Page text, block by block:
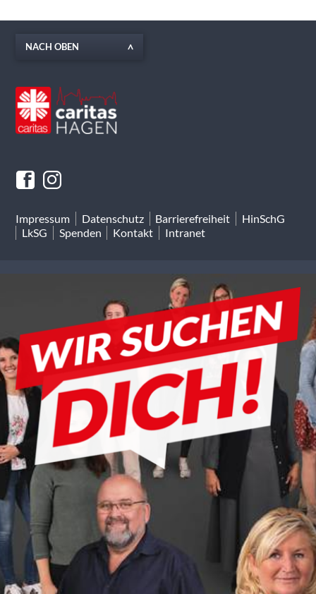
NACH OBEN
Impressum Datenschutz Barrierefreiheit
HinSchG
LkSG
Spenden Kontakt Intranet